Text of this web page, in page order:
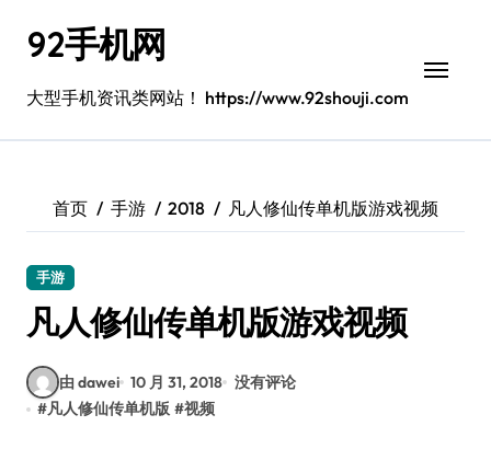
92手机网
大型手机资讯类网站！ https://www.92shouji.com
首页 手游 2018 凡人修仙传单机版游戏视频
手游
凡人修仙传单机版游戏视频
由 dawei 10 月 31, 2018 没有评论
#凡人修仙传单机版 #视频